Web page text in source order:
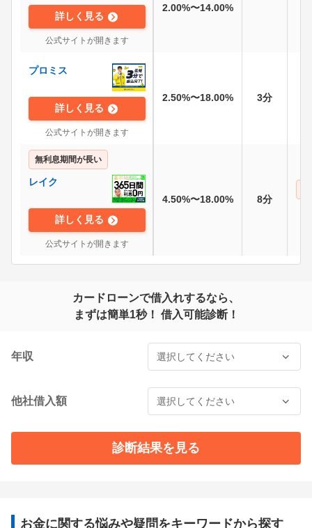
詳しく見る
公式サイトが開きます
2.00%〜14.00%
プロミス
詳しく見る
公式サイトが開きます
2.50%〜18.00% 3分
無利息期間が長い
レイク
詳しく見る
公式サイトが開きます
4.50%〜18.00% 8分
カードローンで借入れするなら、
まずは簡単1秒！ 借入可能診断！
年収
他社借入額
診断結果を見る
お金に関する悩みや疑問をキーワードから探す